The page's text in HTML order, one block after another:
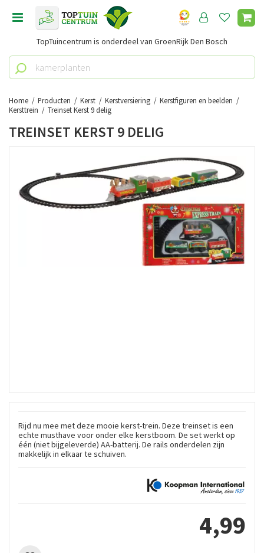
Home Producten Kerst Kerstversiering
Kerstfiguren en beelden
Kersttrein
Treinset Kerst 9 delig
TopTuincentrum is onderdeel van GroenRijk Den Bosch
TREINSET KERST 9 DELIG
Rijd nu mee met deze mooie kerst-trein. Deze treinset is een
echte musthave voor onder elke kerstboom. De set werkt op
één (niet bijgeleverde) AA-batterij. De rails onderdelen zijn
makkelijk in elkaar te schuiven.
4,99